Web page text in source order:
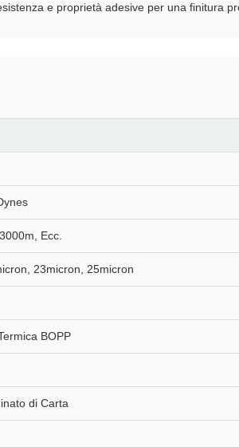
e proprietà adesive per una finitura
Ecc.
23micron, 25micron
BOPP
di Carta